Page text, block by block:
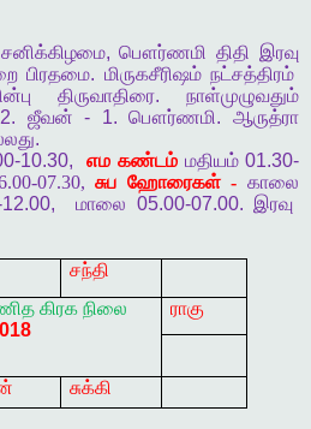
சனிக்கிழமை,பௌர்ணமி திதி
இரவு
பிரதமை. மிருகசீரிஷம் நட்சத்திரம்
திருவாதிரை.நாள்முழுவதும்
ஜீவன் - 1.பௌர்ணமி. ஆருத்ரா
.
10.30, எம கண்டம் மதியம்01.30-
07.30,சுப ஹோரைகள் - காலை
மாலை 05.00-07.00. இரவு
சந்தி
கிரக நிலை
ராகு
சுக்கி